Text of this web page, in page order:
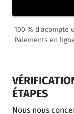
100 % d'acompte
Paiements en
ÉTAPES
Nous nous